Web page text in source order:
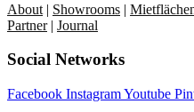
About | Showrooms |
Partner| Journal
Social Networks
Facebook InstagramYoutube